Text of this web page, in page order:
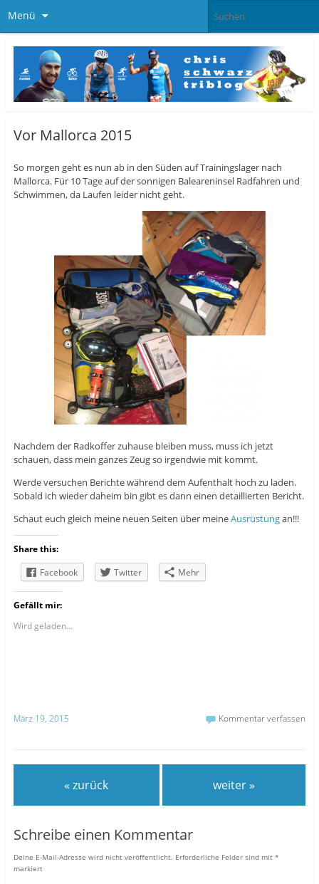
Menü
Vor Mallorca 2015
So morgen geht es nun ab in den Süden auf Trainingslager nach
Mallorca. Für 10 Tage auf der sonnigen Baleareninsel Radfahren und
Schwimmen, da Laufen leider nicht geht.
Nachdem der Radkoffer zuhause bleiben muss, muss ich jetzt
schauen, dass mein ganzes Zeug so irgendwie mit kommt.
Werde versuchen Berichte während dem Aufenthalt hoch zu laden.
Sobald ich wieder daheim bin gibt es dann einen detaillierten Bericht.
Schaut euch gleich meine neuen Seiten über meineAusrüstungan!!!
Share this:
Facebook
Twitter Mehr
Gefällt mir:
Wird geladen...
März 19, 2015 Kommentar verfassen
« zurück weiter »
Schreibe einen Kommentar
Deine E-Mail-Adresse wird nicht veröffentlicht. Erforderliche Felder sind mit *
markiert